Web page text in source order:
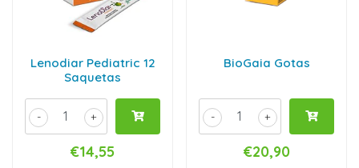
Lenodiar Pediatric 12
Saquetas
+
-
€14,55
BioGaia Gotas
+
-
€20,90